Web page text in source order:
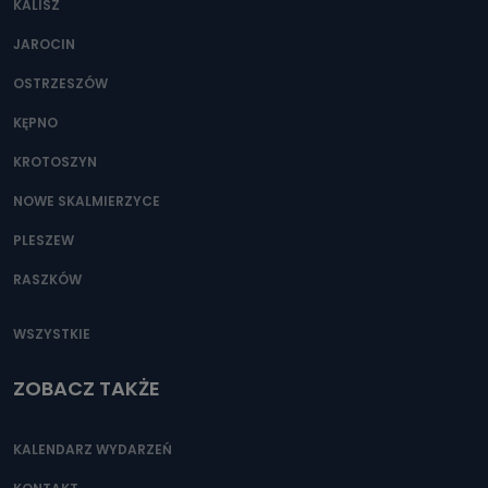
Można to zrobić pod numerem telefonu 62 735-51-05 lub
KALISZ
JAROCIN
OSTRZESZÓW
KĘPNO
KROTOSZYN
NOWE SKALMIERZYCE
PLESZEW
RASZKÓW
WSZYSTKIE
ZOBACZ TAKŻE
KALENDARZ WYDARZEŃ